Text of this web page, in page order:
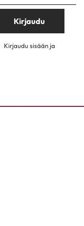
Kirjaudu
Kirjaudu sisään ja